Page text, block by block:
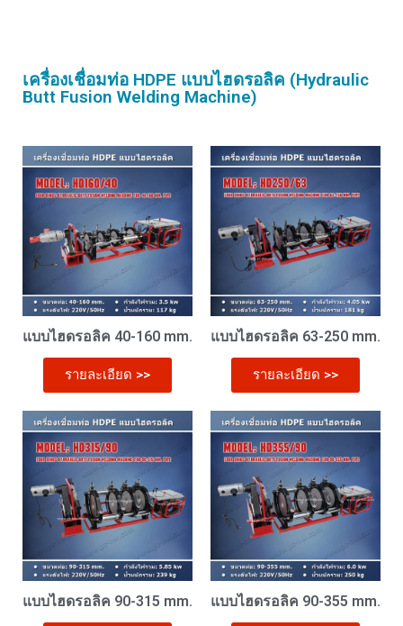
เครื่องเชื่อมท่อ HDPE แบบไฮดรอลิค (Hydraulic
Butt Fusion Welding Machine)
แบบไฮดรอลิค 40-160 mm.
รายละเอียด >>
แบบไฮดรอลิค 63-250 mm.
รายละเอียด >>
แบบไฮดรอลิค 90-315 mm. แบบไฮดรอลิค 90-355 mm.